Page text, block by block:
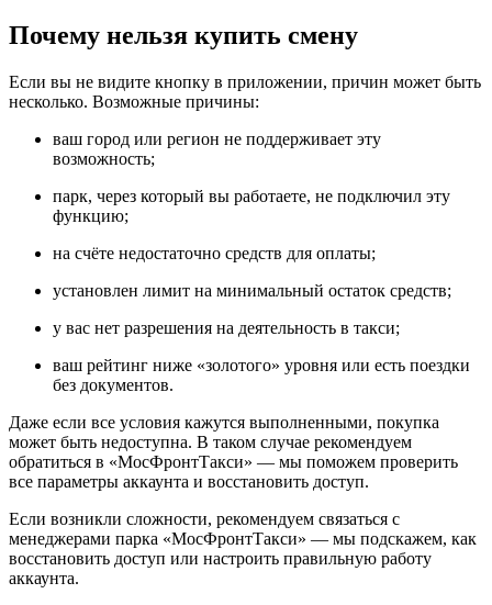
Почему нельзя купить смену
Если вы не видите кнопку в приложении, причин может быть
несколько. Возможные причины:
ваш город или регион не поддерживает эту
возможность;
парк, через который вы работаете, не подключил эту
функцию;
на счёте недостаточно средств для оплаты;
установлен лимит на минимальный остаток средств;
у вас нет разрешения на деятельность в такси;
ваш рейтинг ниже «золотого» уровня или есть поездки
без документов.
Даже если все условия кажутся выполненными, покупка
может быть недоступна. В таком случае рекомендуем
обратиться в «МосФронтТакси» — мы поможем проверить
все параметры аккаунта и восстановить доступ.
Если возникли сложности, рекомендуем связаться с
менеджерами парка «МосФронтТакси» — мы подскажем, как
восстановить доступ или настроить правильную работу
аккаунта.